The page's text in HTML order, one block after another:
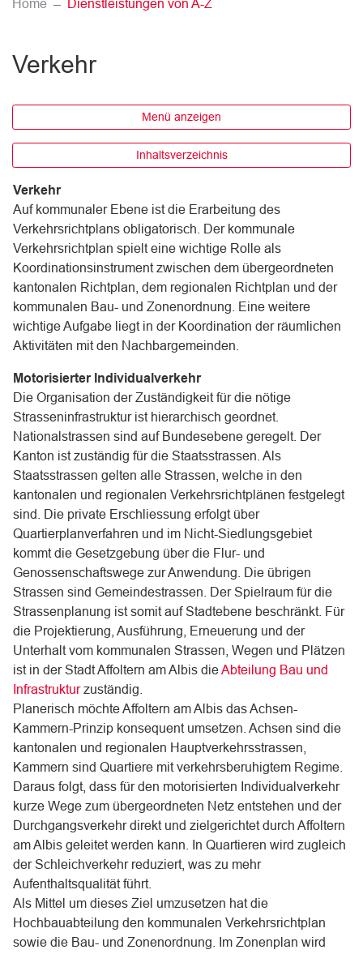
Home Dienstleistungen von A-Z(ausgewählt)
Verkehr
Menü anzeigen
Inhaltsverzeichnis
Verkehr
Auf kommunaler Ebene ist die Erarbeitung des
Verkehrsrichtplans obligatorisch. Der kommunale
Verkehrsrichtplan spielt eine wichtige Rolle als
Koordinationsinstrument zwischen dem übergeordneten
kantonalen Richtplan, dem regionalen Richtplan und der
kommunalen Bau- und Zonenordnung. Eine weitere
wichtige Aufgabe liegt in der Koordination der räumlichen
Aktivitäten mit den Nachbargemeinden.
Motorisierter Individualverkehr
Die Organisation der Zuständigkeit für die nötige
Strasseninfrastruktur ist hierarchisch geordnet.
Nationalstrassen sind auf Bundesebene geregelt. Der
Kanton ist zuständig für die Staatsstrassen. Als
Staatsstrassen gelten alle Strassen, welche in den
kantonalen und regionalen Verkehrsrichtplänen festgelegt
sind. Die private Erschliessung erfolgt über
Quartierplanverfahren und im Nicht-Siedlungsgebiet
kommt die Gesetzgebung über die Flur- und
Genossenschaftswege zur Anwendung. Die übrigen
Strassen sind Gemeindestrassen. Der Spielraum für die
Strassenplanung ist somit auf Stadtebene beschränkt. Für
die Projektierung, Ausführung, Erneuerung und der
Unterhalt vom kommunalen Strassen, Wegen und Plätzen
ist in der Stadt Affoltern am Albis dieAbteilung Bau und
Infrastrukturzuständig.
Planerisch möchte Affoltern am Albis das Achsen-
Kammern-Prinzip konsequent umsetzen. Achsen sind die
kantonalen und regionalen Hauptverkehrsstrassen,
Kammern sind Quartiere mit verkehrsberuhigtem Regime.
Daraus folgt, dass für den motorisierten Individualverkehr
kurze Wege zum übergeordneten Netz entstehen und der
Durchgangsverkehr direkt und zielgerichtet durch Affoltern
am Albis geleitet werden kann. In Quartieren wird zugleich
der Schleichverkehr reduziert, was zu mehr
Aufenthaltsqualität führt.
Als Mittel um dieses Ziel umzusetzen hat die
Hochbauabteilung den kommunalen Verkehrsrichtplan
sowie die Bau- und Zonenordnung. Im Zonenplan wird